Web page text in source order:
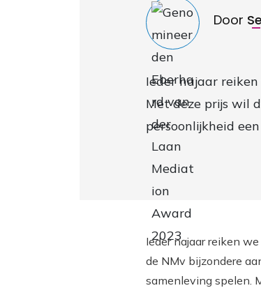
Door
Ieder najaar
Met deze prijs wil
persoonlijkheid
Ieder najaar reiken
de NMv bijzondere
samenleving spelen.